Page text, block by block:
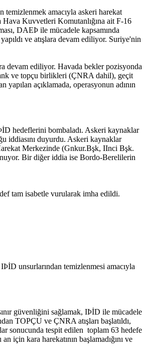
amacıyla askeri harekat
Kuvvetleri Komutanlığına ait F-16
DAEÞ ile mücadele kapsamında
ve atışlara devam ediliyor. Suriye'nin
devam ediliyor. Havada bekler pozisyonda
ve topçu birlikleri (ÇNRA dahil), geçit
açıklamada, operasyonun adının
hedeflerini bombaladı. Askeri kaynaklar
iddiasını duyurdu. Askeri kaynaklar
Merkezinde (Gnkur.Bşk, IInci Bşk.
Bir diğer iddia ise Bordo-Berelilerin
tam isabetle vurularak imha edildi.
unsurlarından temizlenmesi amacıyla
güvenliğini sağlamak, IÞİD ile mücadele
TOPÇU ve ÇNRA atışları başlatıldı,
sonucunda tespit edilen toplam 63 hedefe
için kara harekatının başlamadığını ve